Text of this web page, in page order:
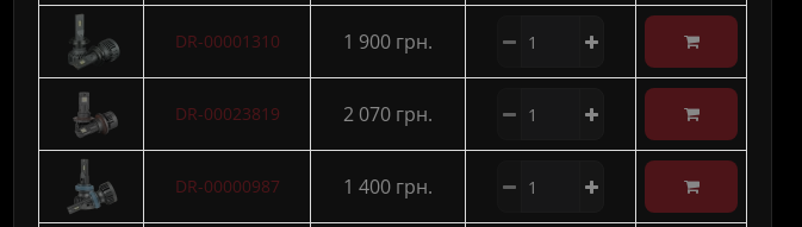
DR-00001310 1 900 грн.
DR-00023819 2 070 грн.
DR-00000987 1 400 грн.